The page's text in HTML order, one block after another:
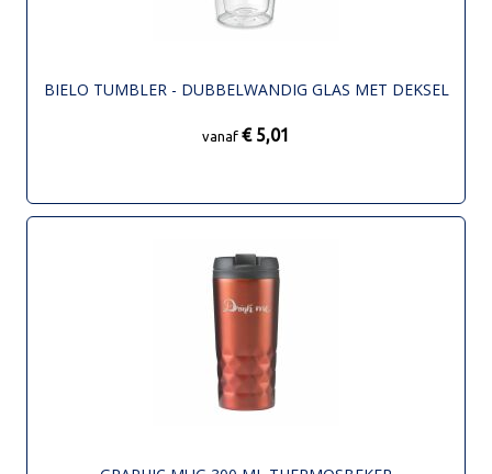
BIELO TUMBLER - DUBBELWANDIG GLAS MET DEKSEL
vanaf € 5,01